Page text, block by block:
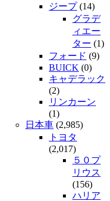
ジープ(14)
グラデ
ィエー
ター (1)
フォード (9)
BUICK (0)
キャデラック
(2)
リンカーン
(1)
日本車 (2,985)
トヨタ
(2,017)
５０プ
リウス
(156)
ハリア